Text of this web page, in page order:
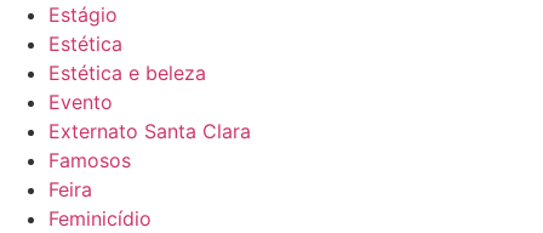
Estágio
Estética
Estética e beleza
Evento
Externato Santa Clara
Famosos
Feira
Feminicídio